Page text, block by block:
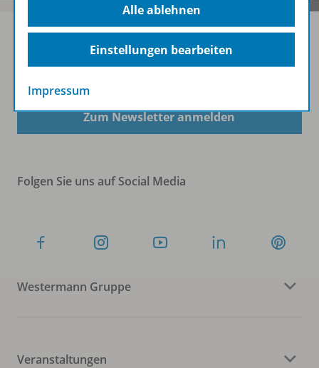
Sofort profitieren
Zum Newsletter anmelden
Folgen Sie uns auf Social Media
Westermann Gruppe
Veranstaltungen
Alle ablehnen
Einstellungen bearbeiten
Impressum